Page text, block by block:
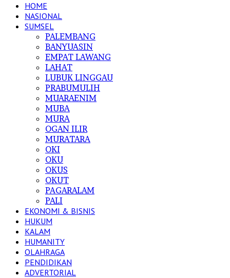
HOME
NASIONAL
SUMSEL
PALEMBANG
BANYUASIN
EMPAT LAWANG
LAHAT
LUBUK LINGGAU
PRABUMULIH
MUARAENIM
MUBA
MURA
OGAN ILIR
MURATARA
OKI
OKU
OKUS
OKUT
PAGARALAM
PALI
EKONOMI & BISNIS
HUKUM
KALAM
HUMANITY
OLAHRAGA
PENDIDIKAN
ADVERTORIAL